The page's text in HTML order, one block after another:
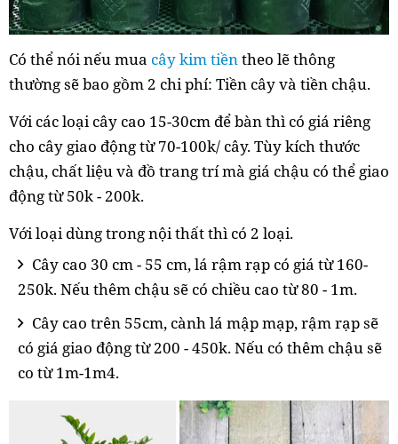
Có thể nói nếu mua cây kim tiềntheo lẽ thông
thường sẽ bao gồm 2 chi phí: Tiền cây và tiền chậu.
Với các loại cây cao 15-30cm để bàn thì có giá riêng
cho cây giao động từ 70-100k/ cây. Tùy kích thước
chậu, chất liệu và đồ trang trí mà giá chậu có thể giao
động từ 50k - 200k.
Với loại dùng trong nội thất thì có 2 loại.
Cây cao 30 cm - 55 cm, lá rậm rạp có giá từ 160-
250k. Nếu thêm chậu sẽ có chiều cao từ 80 - 1m.
Cây cao trên 55cm, cành lá mập mạp, rậm rạp sẽ
có giá giao động từ 200 - 450k. Nếu có thêm chậu sẽ
co từ 1m-1m4.